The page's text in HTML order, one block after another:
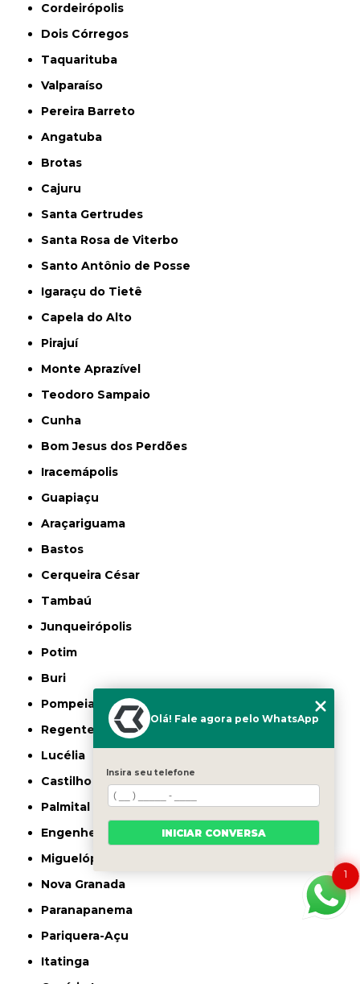
Cordeirópolis
Dois Córregos
Taquarituba
Valparaíso
Pereira Barreto
Angatuba
Brotas
Cajuru
Santa Gertrudes
Santa Rosa de Viterbo
Santo Antônio de Posse
Igaraçu do Tietê
Capela do Alto
Pirajuí
Monte Aprazível
Teodoro Sampaio
Cunha
Bom Jesus dos Perdões
Iracemápolis
Guapiaçu
Araçariguama
Bastos
Cerqueira César
Tambaú
Junqueirópolis
Potim
Buri
Pompeia
Regente Feijó
Lucélia
Castilho
Palmital
Engenheiro Coelho
Miguelópolis
Nova Granada
Paranapanema
Pariquera-Açu
Itatinga
1
Olá! Fale agora pelo WhatsApp
Insira seu telefone
INICIAR CONVERSA